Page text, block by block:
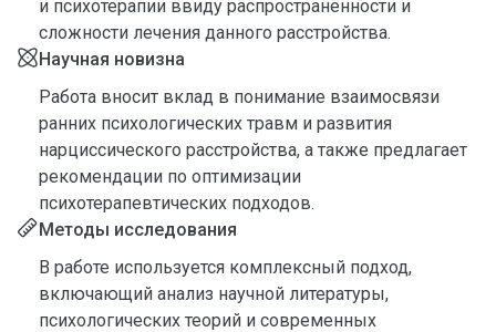
и психотерапии ввиду распространённости и
сложности лечения данного расстройства.
Научная новизна
Работа вносит вклад в понимание взаимосвязи
ранних психологических травм и развития
нарциссического расстройства, а также предлагает
рекомендации по оптимизации
психотерапевтических подходов.
Методы исследования
В работе используется комплексный подход,
включающий анализ научной литературы,
психологических теорий и современных